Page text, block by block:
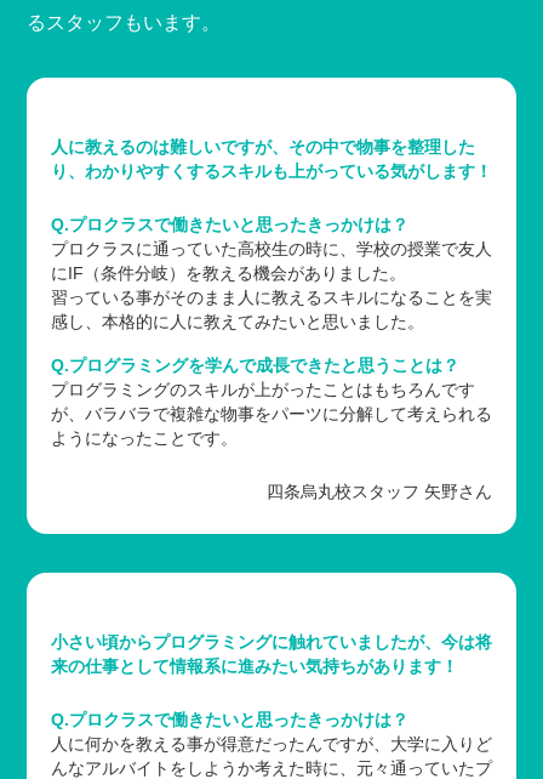
るスタッフもいます。
人に教えるのは難しいですが、その中で物事を整理した
り、わかりやすくするスキルも上がっている気がします！
Q.プロクラスで働きたいと思ったきっかけは？
プロクラスに通っていた高校生の時に、学校の授業で友人
にIF（条件分岐）を教える機会がありました。
習っている事がそのまま人に教えるスキルになることを実
感し、本格的に人に教えてみたいと思いました。
Q.プログラミングを学んで成長できたと思うことは？
プログラミングのスキルが上がったことはもちろんです
が、バラバラで複雑な物事をパーツに分解して考えられる
ようになったことです。
四条烏丸校スタッフ 矢野さん
小さい頃からプログラミングに触れていましたが、今は将
来の仕事として情報系に進みたい気持ちがあります！
Q.プロクラスで働きたいと思ったきっかけは？
人に何かを教える事が得意だったんですが、大学に入りど
んなアルバイトをしようか考えた時に、元々通っていたプ